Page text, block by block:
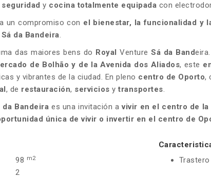
y cocina totalmente equipada con
un compromiso con el bienestar, la funcionalidad y
da Bandeira.
das maiores bens do Royal Venture Sá da Band
de Bolhão y de la Avenida dos Aliados, este
y vibrantes de la ciudad. En pleno centro de Oporto,
, de restauración, servicios y transportes.
da Bandeira es una invitación avivir en el centro de la
única de vivir o invertir en el centro de
98 m2
2